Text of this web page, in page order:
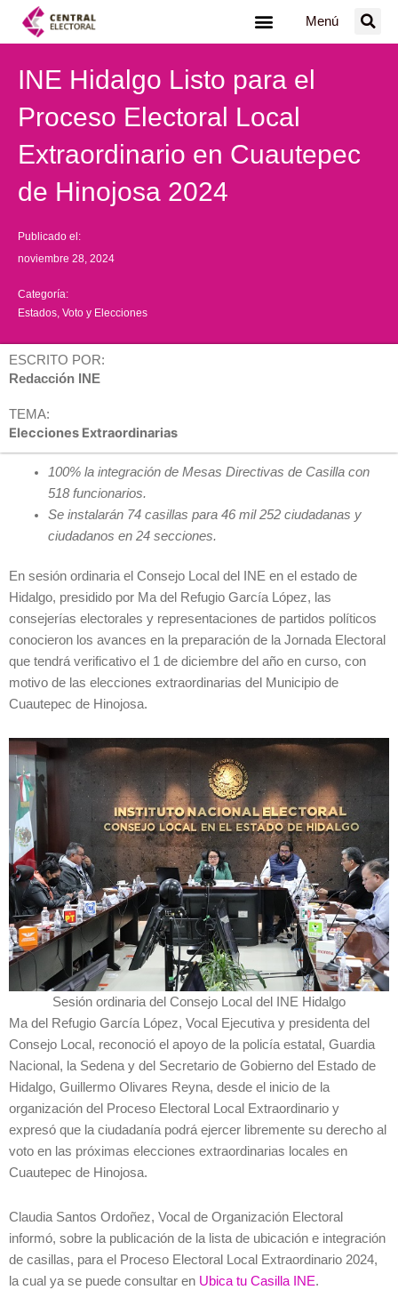
Menú
INE Hidalgo Listo para el
Proceso Electoral Local
Extraordinario en Cuautepec
de Hinojosa 2024
Publicado el:
noviembre 28, 2024
Categoría:
Estados Voto y Elecciones
ESCRITO POR:
Redacción INE
TEMA:
Elecciones Extraordinarias
100% la integración de Mesas Directivas de Casilla con
518 funcionarios.
Se instalarán 74 casillas para 46 mil 252 ciudadanas y
ciudadanos en 24 secciones.
En sesión ordinaria el Consejo Local del INE en el estado de
Hidalgo, presidido por Ma del Refugio García López, las
consejerías electorales y representaciones de partidos políticos
conocieron los avances en la preparación de la Jornada Electoral
que tendrá verificativo el 1 de diciembre del año en curso, con
motivo de las elecciones extraordinarias del Municipio de
Cuautepec de Hinojosa.
Sesión ordinaria del Consejo Local del INE Hidalgo
Ma del Refugio García López, Vocal Ejecutiva y presidenta del
Consejo Local, reconoció el apoyo de la policía estatal, Guardia
Nacional, la Sedena y del Secretario de Gobierno del Estado de
Hidalgo, Guillermo Olivares Reyna, desde el inicio de la
organización del Proceso Electoral Local Extraordinario y
expresó que la ciudadanía podrá ejercer libremente su derecho al
voto en las próximas elecciones extraordinarias locales en
Cuautepec de Hinojosa.
Claudia Santos Ordoñez, Vocal de Organización Electoral
informó, sobre la publicación de la lista de ubicación e integración
de casillas, para el Proceso Electoral Local Extraordinario 2024,
la cual ya se puede consultar en Ubica tu Casilla INE.